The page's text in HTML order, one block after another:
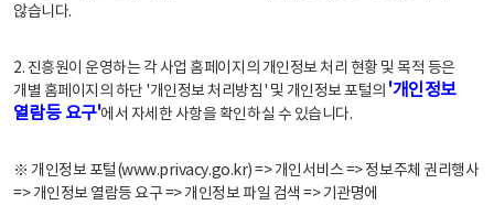
않습니다.
2. 진흥원이 운영하는 각 사업 홈페이지의 개인정보 처리 현황 및 목적 등은
개별 홈페이지의 하단 '개인정보 처리방침' 및 개인정보 포털의 '개인정보
열람등 요구'에서 자세한 사항을 확인하실 수 있습니다.
※ 개인정보 포털(www.privacy.go.kr) => 개인서비스 => 정보주체 권리행사
=> 개인정보 열람등 요구 => 개인정보 파일 검색 => 기관명에